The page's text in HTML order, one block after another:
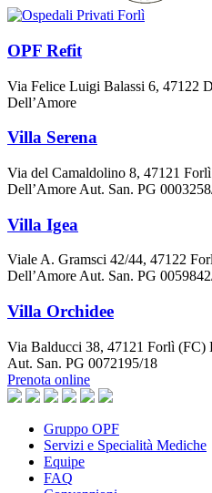
OPF Refit
Via Felice Luigi Balassi 6, 47122
Dell’Amore
Villa Serena
Via del Camaldolino 8, 47121
Dell’Amore Aut. San. PG
Villa Igea
Viale A. Gramsci 42/44, 47122
Dell’Amore Aut. San. PG
Villa Orchidee
Via Balducci 38, 47121 Forlì (FC)
Aut. San. PG 0072195/18
Prenota online
Gruppo OPF
Servizi e Specialità Mediche
Equipe
FAQ